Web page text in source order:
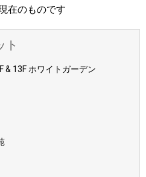
在のものです
ト
& 13F ホワイトガーデン